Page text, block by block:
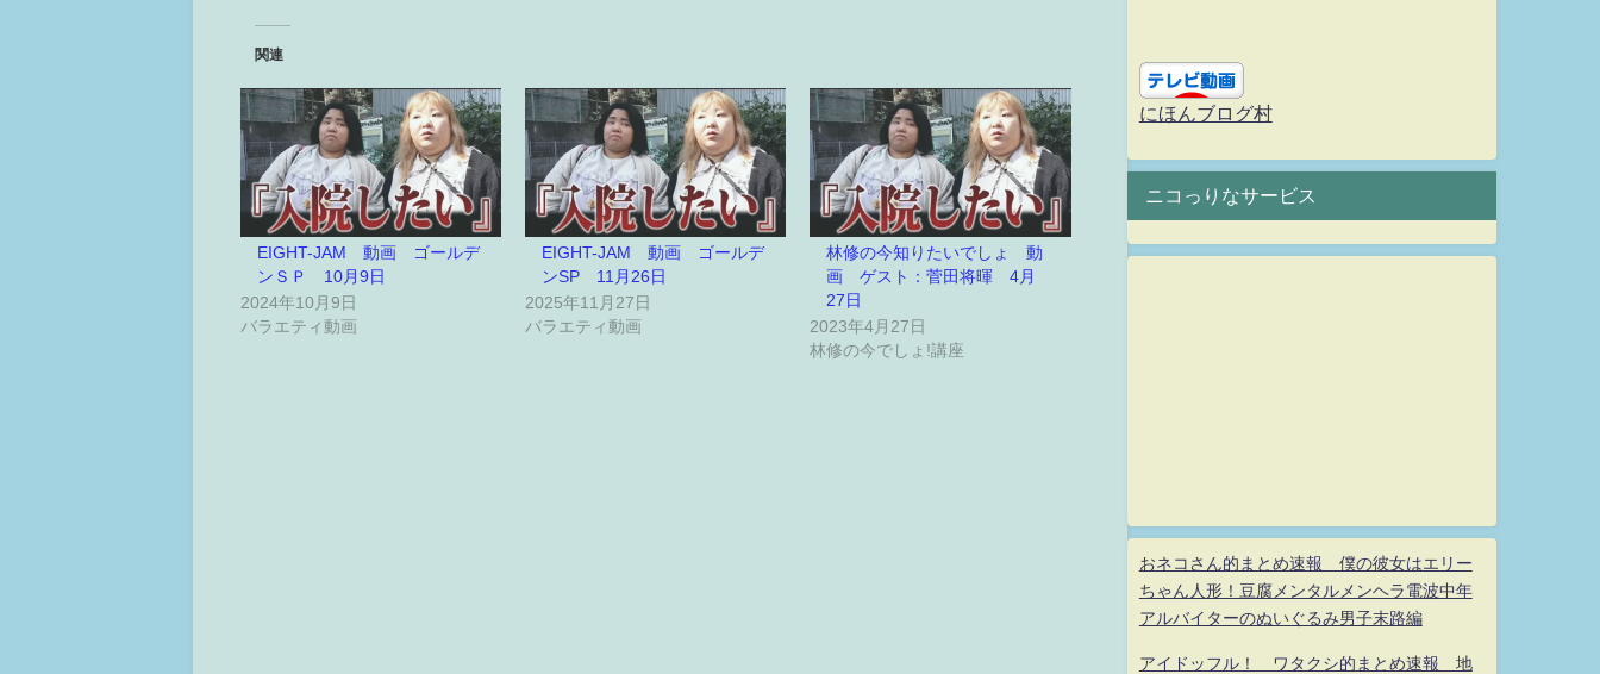
関連
EIGHT-JAM 動画 ゴールデ
ンＳＰ 10月9日
2024年10月9日
バラエティ動画
EIGHT-JAM 動画 ゴールデ
ンSP 11月26日
2025年11月27日
バラエティ動画
林修の今知りたいでしょ 動
画 ゲスト：菅田将暉 4月
27日
2023年4月27日
林修の今でしょ!講座
にほんブログ村
ニコっりなサービス
おネコさん的まとめ速報 僕の彼女はエリー
ちゃん人形！豆腐メンタルメンヘラ電波中年
アルバイターのぬいぐるみ男子末路編
アイドッフル！ ワタクシ的まとめ速報 地